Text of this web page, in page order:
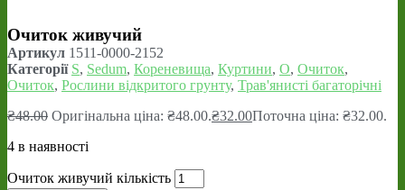
Очиток живучий
Артикул 1511-0000-2152
Категорії S, Sedum, Кореневища, Куртини, О, Очиток,
Очиток, Рослини відкритого грунту, Трав'янисті багаторічні
₴48.00 Оригінальна ціна: ₴48.00.₴32.00Поточна ціна: ₴32.00.
4 в наявності
Очиток живучий кількість